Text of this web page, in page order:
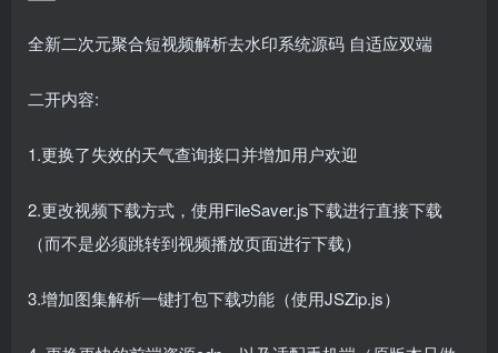
全新二次元聚合短视频解析去水印系统源码 自适应双端
二开内容:
1.更换了失效的天气查询接口并增加用户欢迎
2.更改视频下载方式，使用FileSaver.js下载进行直接下载
（而不是必须跳转到视频播放页面进行下载）
3.增加图集解析一键打包下载功能（使用JSZip.js）